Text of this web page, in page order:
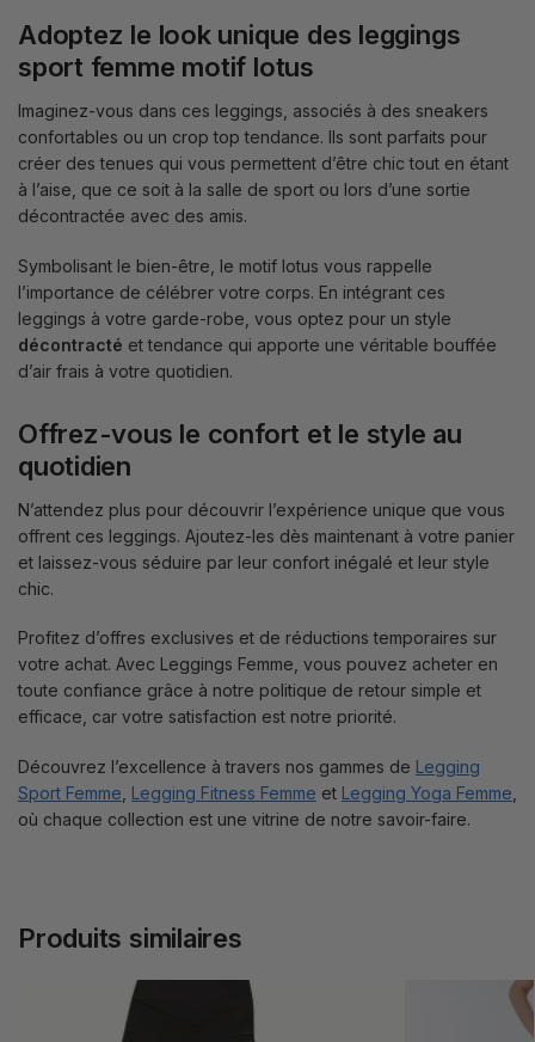
Adoptez le look unique des leggings
sport femme motif lotus
Imaginez-vous dans ces leggings, associés à des sneakers
confortables ou un crop top tendance. Ils sont parfaits pour
créer des tenues qui vous permettent d’être chic tout en étant
à l’aise, que ce soit à la salle de sport ou lors d’une sortie
décontractée avec des amis.
Symbolisant le bien-être, le motif lotus vous rappelle
l’importance de célébrer votre corps. En intégrant ces
leggings à votre garde-robe, vous optez pour un style
décontracté et tendance qui apporte une véritable bouffée
d’air frais à votre quotidien.
Offrez-vous le confort et le style au
quotidien
N’attendez plus pour découvrir l’expérience unique que vous
offrent ces leggings. Ajoutez-les dès maintenant à votre panier
et laissez-vous séduire par leur confort inégalé et leur style
chic.
Profitez d’offres exclusives et de réductions temporaires sur
votre achat. Avec Leggings Femme, vous pouvez acheter en
toute confiance grâce à notre politique de retour simple et
efficace, car votre satisfaction est notre priorité.
Découvrez l’excellence à travers nos gammes de Legging
Sport Femme Legging Fitness Femme et Legging Yoga Femme
où chaque collection est une vitrine de notre savoir-faire.
Produits similaires